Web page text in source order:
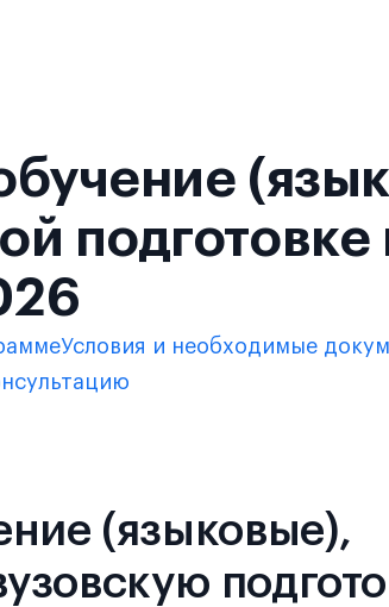
подготовке
Условия и необходимые
(языковые),